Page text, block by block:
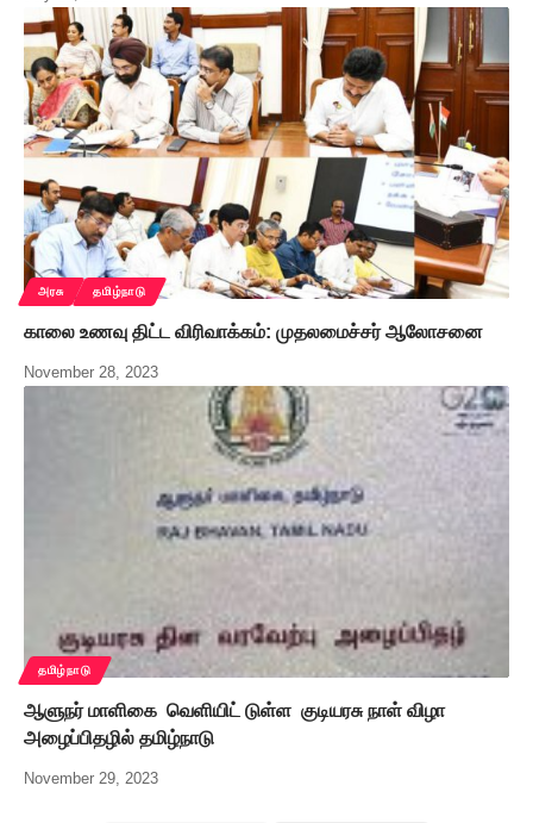
அரசு தமிழ்நாடு
காலை உணவு திட்ட விரிவாக்கம்: முதலமைச்சர் ஆலோசனை
November 28, 2023
தமிழ்நாடு
ஆளுநர் மாளிகை வெளியிட் டுள்ள குடியரசு நாள் விழா
அழைப்பிதழில் தமிழ்நாடு
November 29, 2023